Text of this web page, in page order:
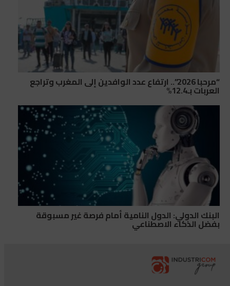
“مرحبا 2026”.. ارتفاع عدد الوافدين إلى المغرب وتراجع
العربات بـ12.4%
البنك الدولي: الدول النامية أمام فرصة غير مسبوقة
بفضل الذكاء الاصطناعي